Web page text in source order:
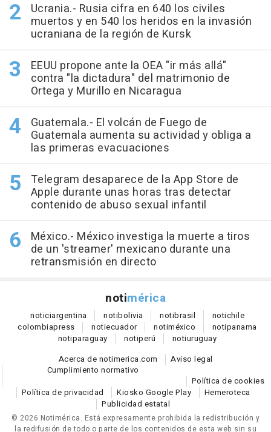
Ucrania.- Rusia cifra en 640 los civiles
muertos y en 540 los heridos en la invasión
ucraniana de la región de Kursk
EEUU propone ante la OEA "ir más allá"
contra "la dictadura" del matrimonio de
Ortega y Murillo en Nicaragua
Guatemala.- El volcán de Fuego de
Guatemala aumenta su actividad y obliga a
las primeras evacuaciones
Telegram desaparece de la App Store de
Apple durante unas horas tras detectar
contenido de abuso sexual infantil
México.- México investiga la muerte a tiros
de un 'streamer' mexicano durante una
retransmisión en directo
notimérica
noticiargentina notibolivia notibrasil notichile
colombiapress notiecuador notiméxico notipanama
notiparaguay notiperú notiuruguay
Acerca de notimerica.com
Aviso legal
Cumplimiento normativo
Política de cookies
Política de privacidad
Kiosko Google Play
Hemeroteca
Publicidad estatal
© 2026 Notimérica. Está expresamente prohibida la redistribución y
la redifusión de todo o parte de los contenidos de esta web sin su